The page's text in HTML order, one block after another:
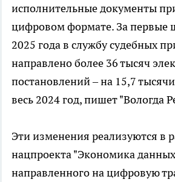
исполнительные документы
цифровом формате. За первые
2025 года в службу судебных
направлено более 36 тысяч
постановлений – на 15,7
весь 2024 год, пишет "Вологда
Эти изменения реализуются в
нацпроекта "Экономика
направленного на цифровую